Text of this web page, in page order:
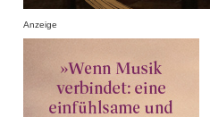
Anzeige